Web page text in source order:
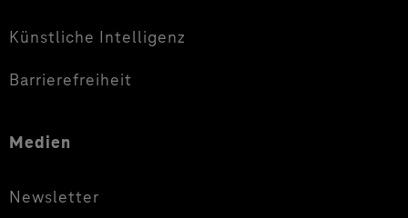
Künstliche Intelligenz
Barrierefreiheit
Medien
Newsletter